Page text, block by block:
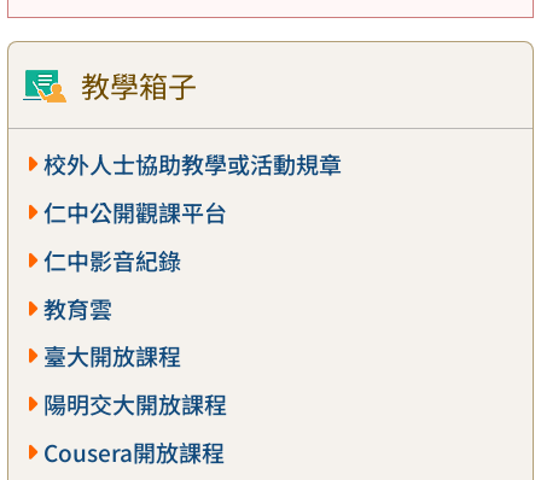
教學箱子
校外人士協助教學或活動規章
仁中公開觀課平台
仁中影音紀錄
教育雲
臺大開放課程
陽明交大開放課程
Cousera開放課程